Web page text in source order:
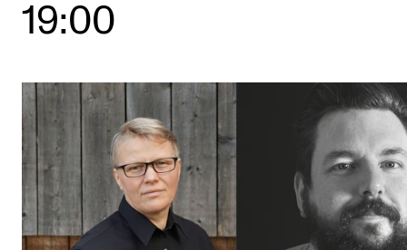
Årsstudium og videreutdanning
STUDENTLIV
Søknad og opptak
Biblioteket
Fagmiljøer
19:00